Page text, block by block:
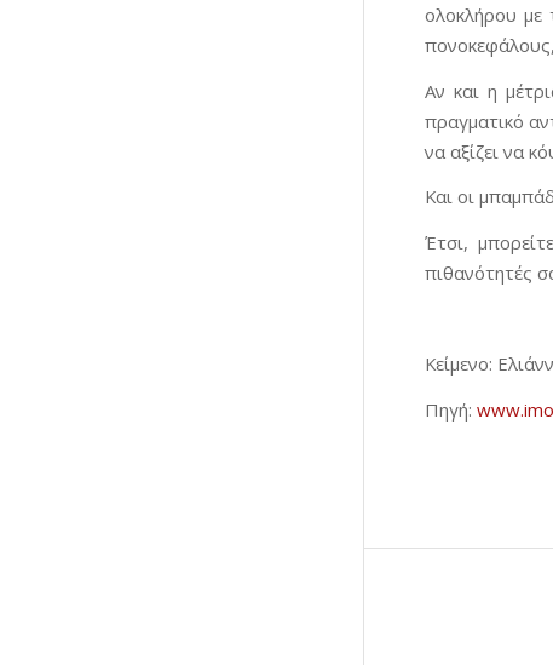
ολοκλήρου με
Αν και η
πραγματικό
να αξίζει να
Και οι
Έτσι,
πιθανότητές
Κείμενο:
Πηγή: